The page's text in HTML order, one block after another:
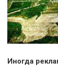
Иногда